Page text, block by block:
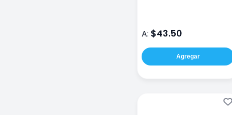
A: $43.50
Agregar